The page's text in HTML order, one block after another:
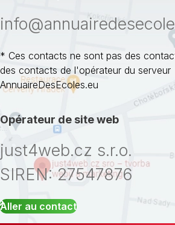
* Ces contacts ne sont pas des
des contacts de l'opérateur du serveur
AnnuaireDesEcoles.eu
Opérateur de site web
just4web.cz s.r.o.
SIREN: 27547876
Aller au contact